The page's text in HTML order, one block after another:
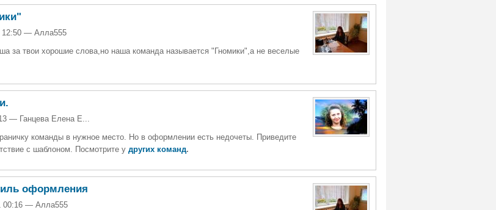
12:50 — Алла555
за твои хорошие слова,но наша команда называется "Гномики",а не веселые
— Ганцева Елена Е...
команды в нужное место. Но в оформлении есть недочеты. Приведите
с шаблоном. Посмотрите у других команд.
оформления
00:16 — Алла555